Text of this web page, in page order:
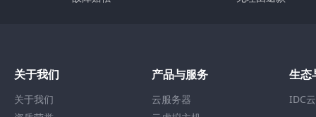
关于我们
关于我们
产品与服务
云服务器
生态
IDC